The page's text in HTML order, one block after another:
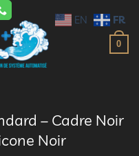
0
– Cadre Noir
Noir
EN FR